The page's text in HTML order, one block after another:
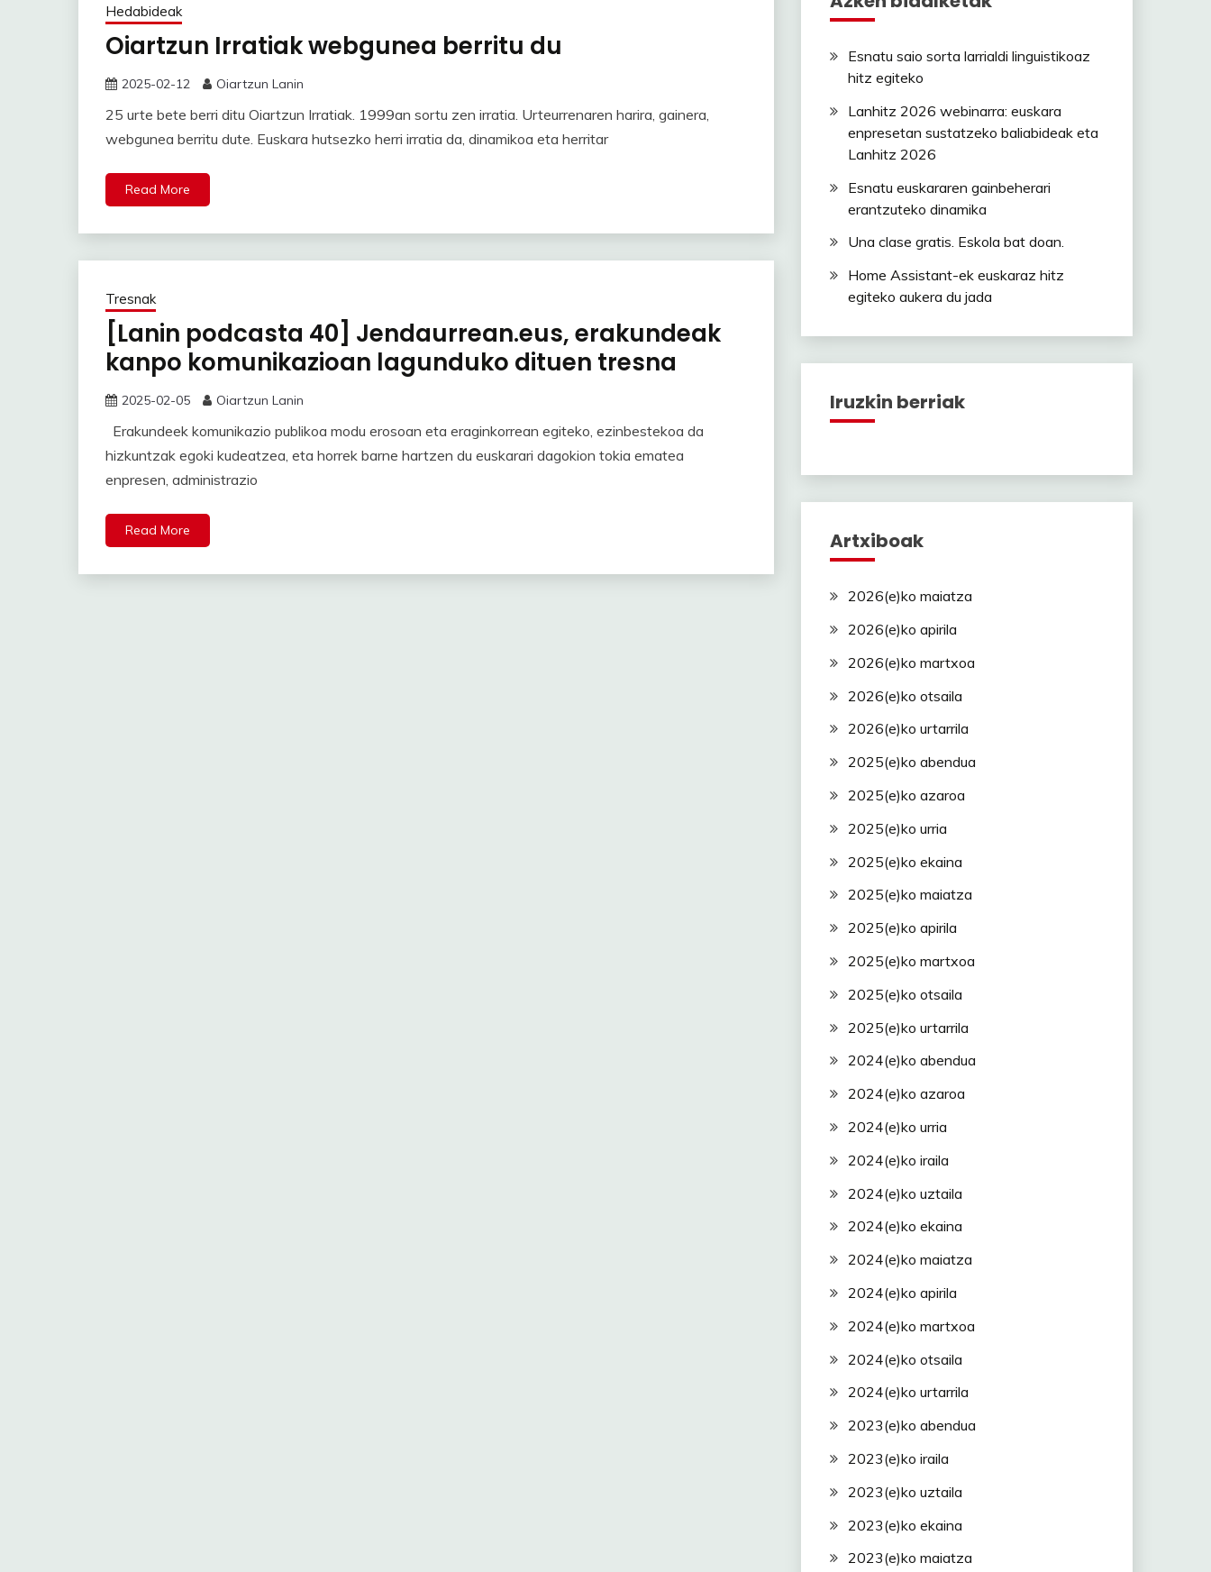
Hedabideak
Oiartzun Irratiak webgunea berritu du
2025-02-12 Oiartzun Lanin
25 urte bete berri ditu Oiartzun Irratiak. 1999an sortu zen irratia. Urteurrenaren harira, gainera,
webgunea berritu dute. Euskara hutsezko herri irratia da, dinamikoa eta herritar
Read More
Tresnak
[Lanin podcasta 40] Jendaurrean.eus, erakundeak
kanpo komunikazioan lagunduko dituen tresna
2025-02-05 Oiartzun Lanin
Erakundeek komunikazio publikoa modu erosoan eta eraginkorrean egiteko, ezinbestekoa da
hizkuntzak egoki kudeatzea, eta horrek barne hartzen du euskarari dagokion tokia ematea
enpresen, administrazio
Read More
Esnatu saio sorta larrialdi linguistikoaz
hitz egiteko
Lanhitz 2026 webinarra: euskara
enpresetan sustatzeko baliabideak eta
Lanhitz 2026
Esnatu euskararen gainbeherari
erantzuteko dinamika
Una clase gratis. Eskola bat doan.
Home Assistant-ek euskaraz hitz
egiteko aukera du jada
Iruzkin berriak
Artxiboak
2026(e)ko maiatza
2026(e)ko apirila
2026(e)ko martxoa
2026(e)ko otsaila
2026(e)ko urtarrila
2025(e)ko abendua
2025(e)ko azaroa
2025(e)ko urria
2025(e)ko ekaina
2025(e)ko maiatza
2025(e)ko apirila
2025(e)ko martxoa
2025(e)ko otsaila
2025(e)ko urtarrila
2024(e)ko abendua
2024(e)ko azaroa
2024(e)ko urria
2024(e)ko iraila
2024(e)ko uztaila
2024(e)ko ekaina
2024(e)ko maiatza
2024(e)ko apirila
2024(e)ko martxoa
2024(e)ko otsaila
2024(e)ko urtarrila
2023(e)ko abendua
2023(e)ko iraila
2023(e)ko uztaila
2023(e)ko ekaina
2023(e)ko maiatza